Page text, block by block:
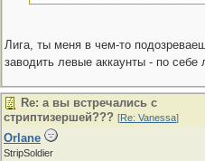
Лига, ты меня в чем-то
заводить левые аккаунты - по себе
Re: а вы встречались с
стриптизершей??? [Re: Vanessa]
Orlane
StripSoldier